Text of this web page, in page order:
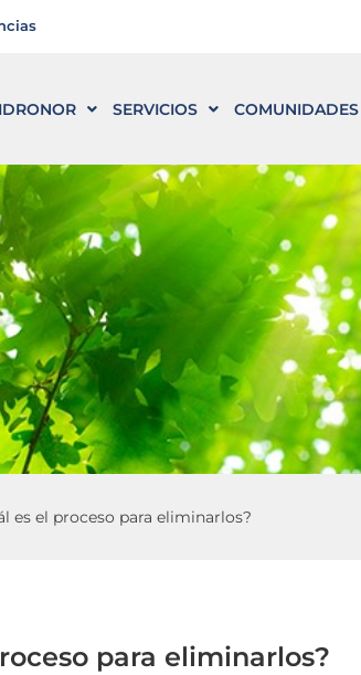
SERVICIOS COMUNIDADES
es el proceso para eliminarlos?
para eliminarlos?